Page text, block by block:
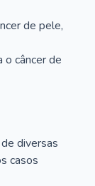
de pele,
o câncer de
diversas
casos